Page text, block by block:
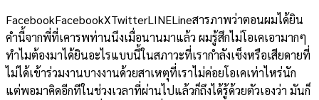
FacebookFacebookXTwitterLINELineสารภาพว่าตอนผมได้ยิน
คำนี้จากพี่ที่เคารพท่านนึงเมื่อนานมาแล้ว ผมรู้สึกไม่โอเคเอามากๆ
ทำไมต้องมาได้ยินอะไรแบบนี้ในสภาวะที่เรากำลังเซ็งหรือเสียดายที่
ไม่ได้เข้าร่วมงานบางงานด้วยสาเหตุที่เราไม่ค่อยโอเคเท่าไหร่นัก
แต่พอมาคิดอีกทีในช่วงเวลาที่ผ่านไปแล้วก็ถึงได้รู้ด้วยตัวเองว่า มันก็